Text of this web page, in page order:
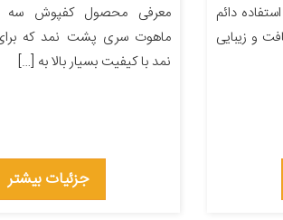
دائم
و زیبایی
معرفی محصول کفپوش سه
ماهوت سری پشت نمد که
نمد با کیفیت بسیار بالا به […]
جزئیات بیشتر